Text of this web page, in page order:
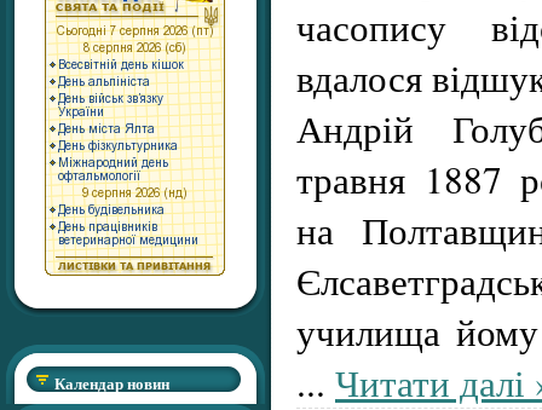
Календар новин
часопису
вдалося
Андрій
травня 1887
на
училища
... Читати далі